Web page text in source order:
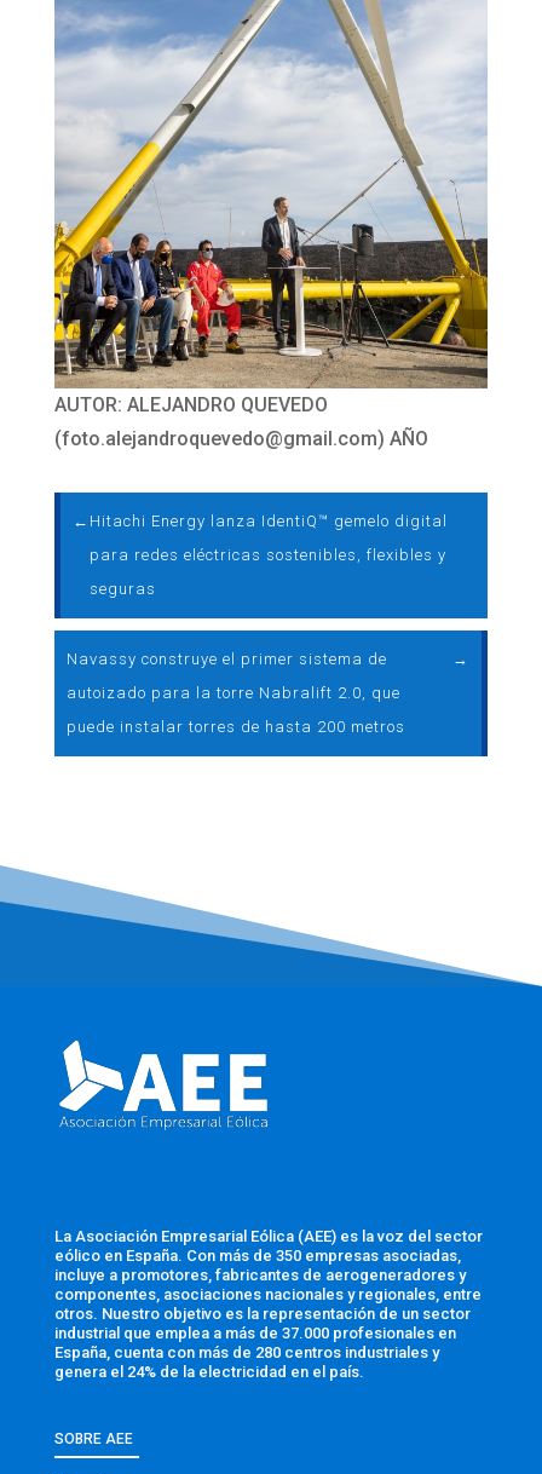
AUTOR: ALEJANDRO QUEVEDO
(foto.alejandroquevedo@gmail.com) AÑO
← Hitachi Energy lanza IdentiQ™ gemelo digital
para redes eléctricas sostenibles, flexibles y
seguras
Navassy construye el primer sistema de
autoizado para la torre Nabralift 2.0, que
puede instalar torres de hasta 200 metros
→
La Asociación Empresarial Eólica (AEE) es la voz del sector
eólico en España. Con más de 350 empresas asociadas,
incluye a promotores, fabricantes de aerogeneradores y
componentes, asociaciones nacionales y regionales, entre
otros. Nuestro objetivo es la representación de un sector
industrial que emplea a más de 37.000 profesionales en
España, cuenta con más de 280 centros industriales y
genera el 24% de la electricidad en el país.
SOBRE AEE